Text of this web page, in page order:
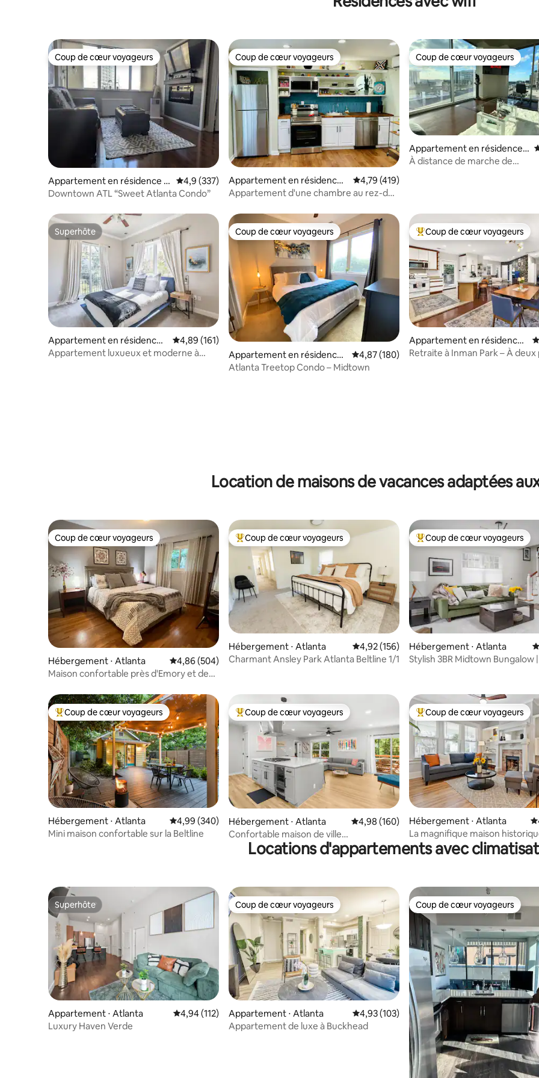
Coup de cœur voyageurs
Coup de cœur voyageurs
Appartement en résidence ⋅
Atlanta
Évaluation moyenne sur la base de 337 commentaires : 4,9 sur 5
4,9 (337)
Downtown ATL “Sweet Atlanta Condo”
Coup de cœur voyageurs
Coup de cœur voyageurs
Appartement en résidence ⋅
Smyrna
Évaluation moyenne sur la base de 419
4,79 (419)
Appartement d'une chambre au rez-de-
Coup de cœur voyageurs
Coup de cœur voyageurs
Appartement en résidence ⋅
Atlanta
À distance de marche de
Superhôte
Superhôte
Appartement en résidence ⋅
Atlanta
Évaluation moyenne sur la base de 161 commentaires : 4,89 sur 5
4,89 (161)
Appartement luxueux et moderne à
Coup de cœur voyageurs
Coup de cœur voyageurs
Appartement en résidence ⋅
Atlanta
Évaluation moyenne sur la base de 180
4,87 (180)
Atlanta Treetop Condo – Midtown
Coups de cœur voyageurs les
Coup de cœur voyageurs
Appartement en résidence ⋅
Atlanta
Retraite à Inman Park – À deux
Location de maisons de vacances adaptées
Coup de cœur voyageurs
Coup de cœur voyageurs
Hébergement ⋅ Atlanta Évaluation moyenne sur la base de 504 commentaires : 4,86 sur 5
4,86 (504)
Maison confortable près d'Emory et de
Coups de cœur voyageurs les plus appréciés
Coup de cœur voyageurs
Hébergement ⋅ Atlanta Évaluation moyenne sur la base de 156
4,92 (156)
Charmant Ansley Park Atlanta Beltline 1/1
Coups de cœur voyageurs les
Coup de cœur voyageurs
Hébergement ⋅ Atlanta
Stylish 3BR Midtown Bungalow
Coups de cœur voyageurs les plus appréciés
Coup de cœur voyageurs
Hébergement ⋅ Atlanta Évaluation moyenne sur la base de 340 commentaires : 4,99 sur 5
4,99 (340)
Mini maison confortable sur la Beltline
Coups de cœur voyageurs les plus appréciés
Coup de cœur voyageurs
Hébergement ⋅ Atlanta Évaluation moyenne sur la base de 160
4,98 (160)
Confortable maison de ville
4+3 chambres, jardin
Coups de cœur voyageurs les
Coup de cœur voyageurs
Hébergement ⋅ Atlanta
La magnifique maison
Monroe
Locations d'appartements avec
Superhôte
Superhôte
Appartement ⋅ Atlanta Évaluation moyenne sur la base de 112 commentaires : 4,94 sur 5
4,94 (112)
Luxury Haven Verde
Coup de cœur voyageurs
Coup de cœur voyageurs
Appartement ⋅ Atlanta Évaluation moyenne sur la base de 103
4,93 (103)
Appartement de luxe à Buckhead
Coup de cœur voyageurs
Coup de cœur voyageurs